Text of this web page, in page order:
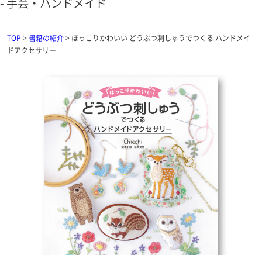
TOP >書籍の紹介> ほっこりかわいい どうぶつ刺しゅうでつくる ハンドメイ
ドアクセサリー